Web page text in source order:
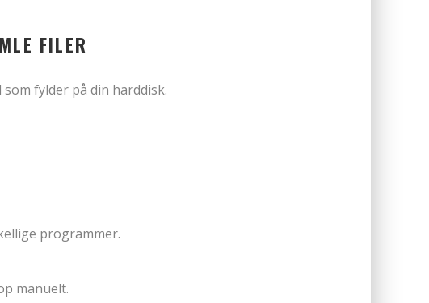
FILER
fylder på din harddisk.
programmer.
manuelt.